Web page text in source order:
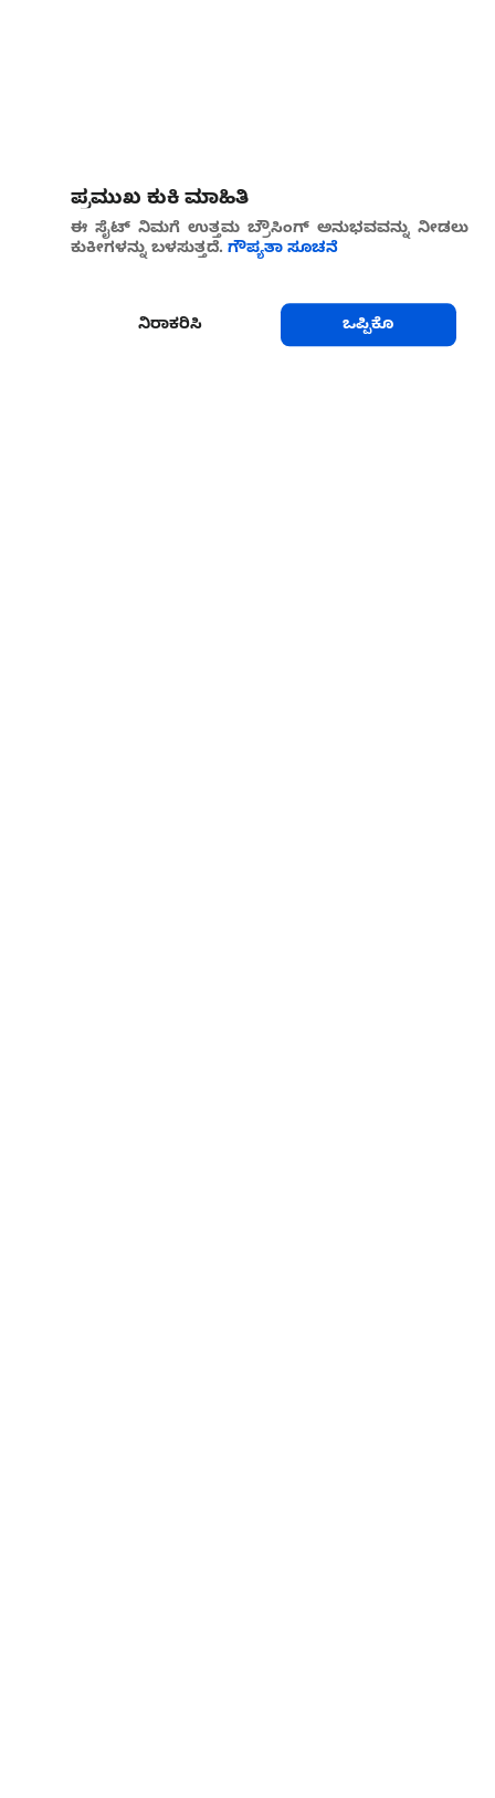
ಪ್ರಮುಖ ಕುಕಿ ಮಾಹಿತಿ
ಈ ಸೈಟ್ ನಿಮಗೆ ಉತ್ತಮ ಬ್ರೌಸಿಂಗ್ ಅನುಭವವನ್ನು ನೀಡಲು
ಕುಕೀಗಳನ್ನು ಬಳಸುತ್ತದೆ. ಗೌಪ್ಯತಾ ಸೂಚನೆ
ನಿರಾಕರಿಸಿ ಒಪ್ಪಿಕೊ